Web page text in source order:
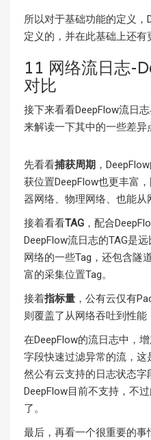
所以对于基础功能的定义，
定义的，并在此基础上还有
11 网络流日志-
对比
接下来看看DeepFlow流日
来解读一下其中的一些差异
先看看捕获周期 ，
获位置DeepFlow也更丰富
器网络、物理网络、也能从
接着看看TAG ，配合
DeepFlow流日志的TAG是
网络的一些Tag，还包含隧
富的采集位置Tag。
接着指标量 ，公有云仅有
则覆盖了从网络吞吐到性能
在DeepFlow的流日志中，
字段快速过滤异常的流，
然公有云支持的日志状态字
DeepFlow目前不支持，不
了。
最后，再看一个很重要的事